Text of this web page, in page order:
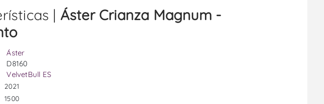
| Áster Crianza Magnum -
Áster
D8160
VelvetBull ES
2021
1500